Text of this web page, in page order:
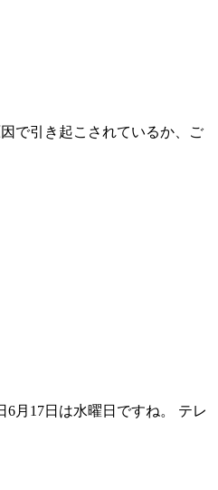
で引き起こされているか、ご
月17日は水曜日ですね。 テレ